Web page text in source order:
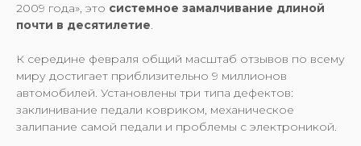
2009 года», это системное замалчивание длиной
почти в десятилетие.
К середине февраля общий масштаб отзывов по всему
миру достигает приблизительно 9 миллионов
автомобилей. Установлены три типа дефектов:
заклинивание педали ковриком, механическое
залипание самой педали и проблемы с электроникой.